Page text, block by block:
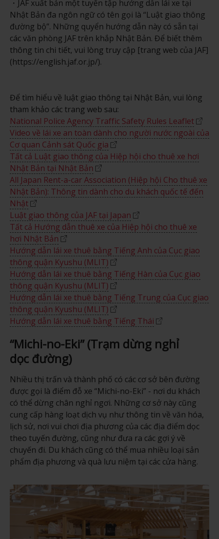
JAF xuất bản một tuyển tập hướng dẫn lái xe tại
Nhật Bản đa ngôn ngữ có tên gọi là “Luật giao thông
đường bộ”. Những quyển hướng dẫn này có sẵn tại
các văn phòng JAF trên khắp Nhật Bản. Để biết thêm
thông tin chi tiết, vui lòng truy cập [trang web của JAF]
(https://english.jaf.or.jp/).
Để tìm hiểu về luật giao thông tại Nhật Bản, vui lòng
tham khảo các trang web sau:
National Police Agency Traffic Safety Rules Leaflet
Video về lái xe an toàn dành cho người nước ngoài của
Cơ quan Cảnh sát Quốc gia
Tất cả Luật giao thông của Hiệp hội cho thuê xe hơi
Nhật Bản tại Nhật Bản
All Japan Rent-a-car Association (Hiệp hội Cho thuê xe
Nhật Bản): Thông tin dành cho du khách quốc tế đến
Nhật
Luật giao thông của JAF tại Japan
Tất cả Hướng dẫn thuê xe của Hiệp hội cho thuê xe
hơi Nhật Bản
Hướng dẫn lái xe thuê bằng Tiếng Anh của Cục giao
thông quận Kyushu (MLIT)
Hướng dẫn lái xe thuê bằng Tiếng Hàn của Cục giao
thông quận Kyushu (MLIT)
Hướng dẫn lái xe thuê bằng Tiếng Trung của Cục giao
thông quận Kyushu (MLIT)
Hướng dẫn lái xe thuê bằng Tiếng Thái
“Michi-no-Eki” (Trạm dừng nghỉ
dọc đường)
Nhiều thị trấn và thành phố có các cơ sở bên đường
được gọi là điểm đỗ xe “Michi-no-Eki” - nơi du khách
có thể dừng chân nghỉ ngơi. Những cơ sở này cũng
cung cấp hàng loạt dịch vụ như thông tin về văn hóa,
lịch sử, nơi vui chơi địa phương của các địa điểm dọc
theo tuyến đường, cũng như đưa ra các gợi ý về
chuyến đi. Du khách cũng có thể mua nhiều loại sản
phẩm địa phương và quà lưu niệm tại các cửa hàng.